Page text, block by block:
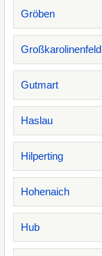
Gröben
Großkarolinenfeld
Gutmart
Haslau
Hilperting
Hohenaich
Hub